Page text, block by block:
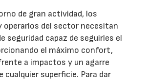
de gran actividad, los
operarios del sector necesitan
seguridad capaz de seguirles el
el máximo confort,
a impactos y un agarre
cualquier superficie. Para dar